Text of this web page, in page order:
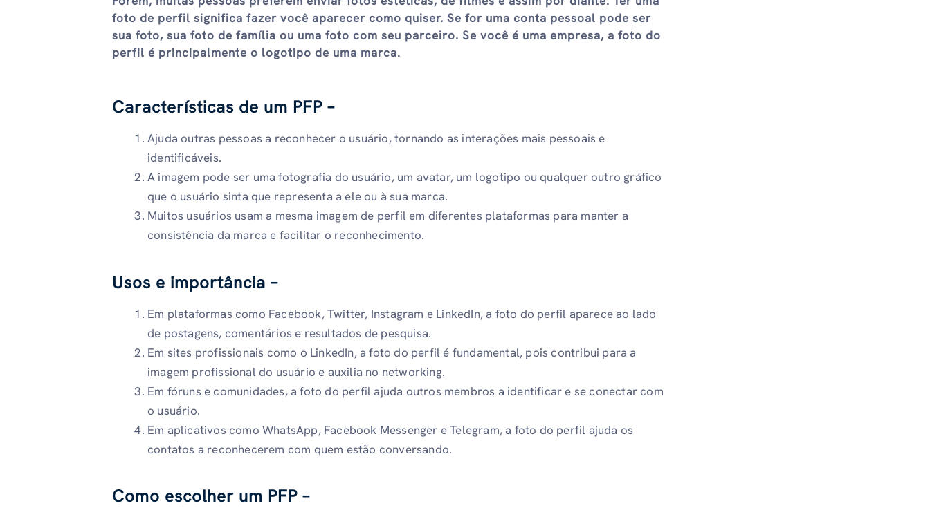
foto de perfil significa fazer você aparecer como quiser. Se for uma conta pessoal pode ser
sua foto, sua foto de família ou uma foto com seu parceiro. Se você é uma empresa, a foto do
perfil é principalmente o logotipo de uma marca.
Características de um PFP –
Ajuda outras pessoas a reconhecer o usuário, tornando as interações mais pessoais e
identificáveis.
A imagem pode ser uma fotografia do usuário, um avatar, um logotipo ou qualquer outro gráfico
que o usuário sinta que representa a ele ou à sua marca.
Muitos usuários usam a mesma imagem de perfil em diferentes plataformas para manter a
consistência da marca e facilitar o reconhecimento.
Usos e importância –
Em plataformas como Facebook, Twitter, Instagram e LinkedIn, a foto do perfil aparece ao lado
de postagens, comentários e resultados de pesquisa.
Em sites profissionais como o LinkedIn, a foto do perfil é fundamental, pois contribui para a
imagem profissional do usuário e auxilia no networking.
Em fóruns e comunidades, a foto do perfil ajuda outros membros a identificar e se conectar com
o usuário.
Em aplicativos como WhatsApp, Facebook Messenger e Telegram, a foto do perfil ajuda os
contatos a reconhecerem com quem estão conversando.
Como escolher um PFP –